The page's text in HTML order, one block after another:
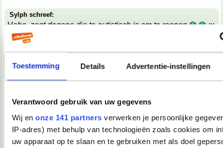
Toestemming Details Advertentie-instellingen
Verantwoord gebruik van uw gegevens
Wij en onze 141 partners verwerken je persoonlijke
IP-adres) met behulp van technologieën zoals cookies om
uw apparaat op te slaan en te gebruiken met als doel
Sylph schreef:
Haha, zegt degene die te autistisch is om te roepen
;x
;x
Wat een belabberde failreactie.
08-10-2007, 09:17
OMG! Keelpijn!!
__________________
♥ - I miss all the places we never went. -
08-10-2007, 09:39